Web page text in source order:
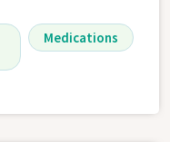
Medications